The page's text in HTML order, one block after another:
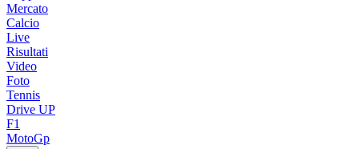
Mercato
Calcio
Live
Risultati
Video
Foto
Tennis
Drive UP
F1
MotoGp